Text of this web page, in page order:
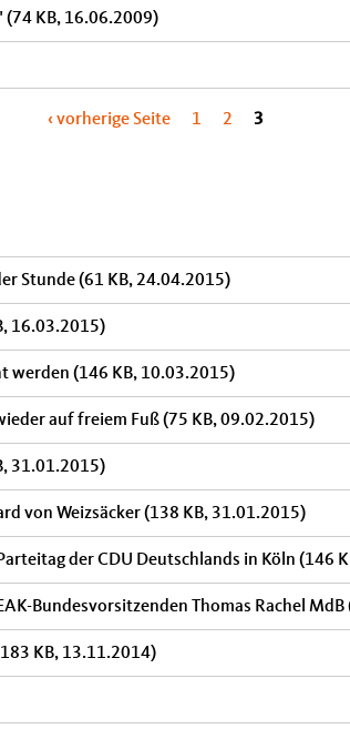
(74 KB, 16.06.2009)
‹ vorherige Seite 1 2 3
Stunde(61 KB, 24.04.2015)
16.03.2015)
werden (146 KB, 10.03.2015)
auf freiem Fuß(75 KB, 09.02.2015)
31.01.2015)
von Weizsäcker(138 KB, 31.01.2015)
der CDU Deutschlands in Köln (146
Bundesvorsitzenden Thomas Rachel MdB
KB, 13.11.2014)